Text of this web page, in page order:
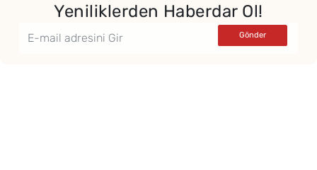
Yeniliklerden Haberdar Ol!